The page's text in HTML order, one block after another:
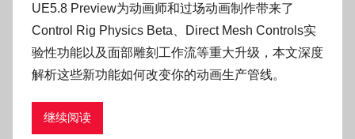
:
O
k
g
UE5.8 Preview为动画师和过场动画制作带来了
Control Rig Physics Beta、Direct Mesh Controls实
验性功能以及面部雕刻工作流等重大升级，本文深度
解析这些新功能如何改变你的动画生产管线。
继续阅读